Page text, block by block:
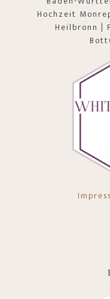
Hochzeit
Heilbronn |